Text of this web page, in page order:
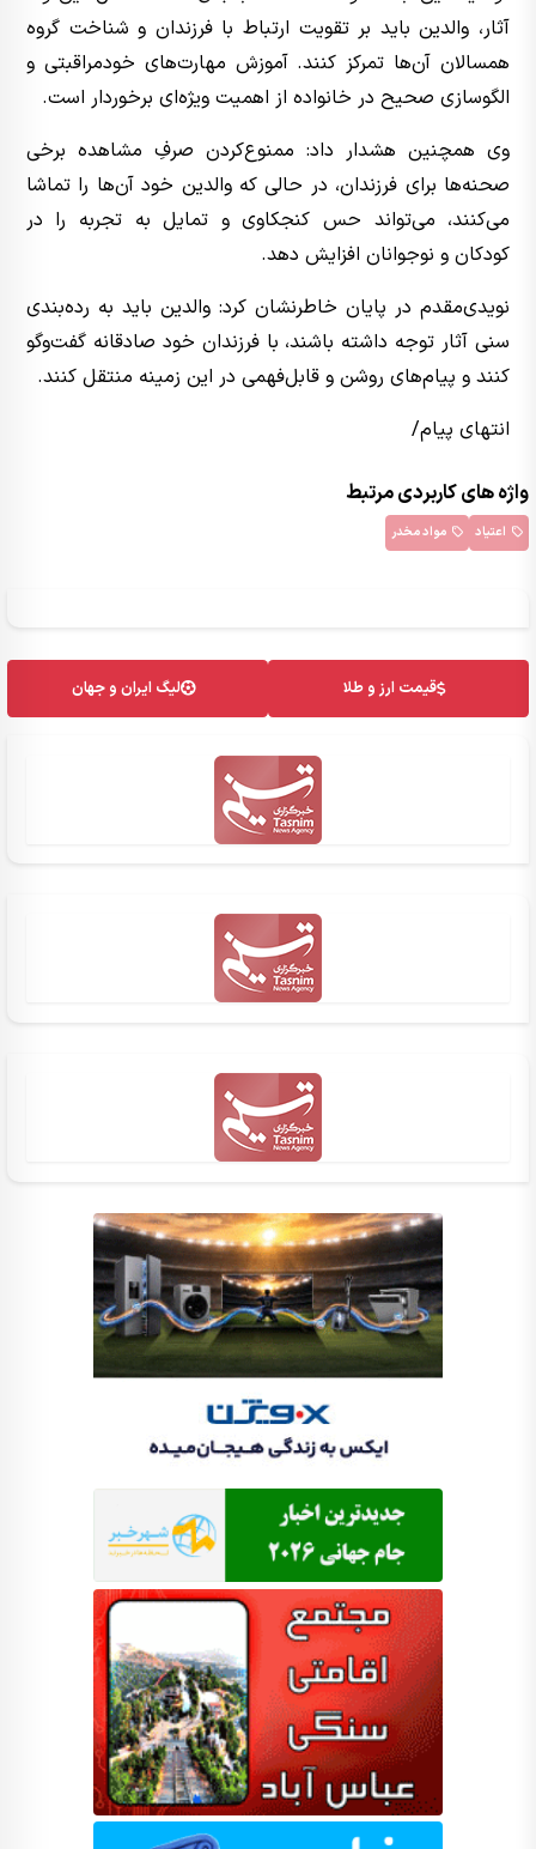
آثار، والدین باید بر تقویت ارتباط با فرزندان و شناخت گروه
همسالان آن‌ها تمرکز کنند. آموزش مهارت‌های خودمراقبتی و
الگوسازی صحیح در خانواده از اهمیت ویژه‌ای برخوردار است.
وی همچنین هشدار داد: ممنوع‌کردن صرفِ مشاهده برخی
صحنه‌ها برای فرزندان، در حالی که والدین خود آن‌ها را تماشا
می‌کنند، می‌تواند حس کنجکاوی و تمایل به تجربه را در
کودکان و نوجوانان افزایش دهد.
نویدی‌مقدم در پایان خاطرنشان کرد: والدین باید به رده‌بندی
سنی آثار توجه داشته باشند، با فرزندان خود صادقانه گفت‌وگو
کنند و پیام‌های روشن و قابل‌فهمی در این زمینه منتقل کنند.
انتهای پیام/
واژه های کاربردی مرتبط
اعتیاد مواد مخدر
قیمت ارز و طلا لیگ ایران و جهان